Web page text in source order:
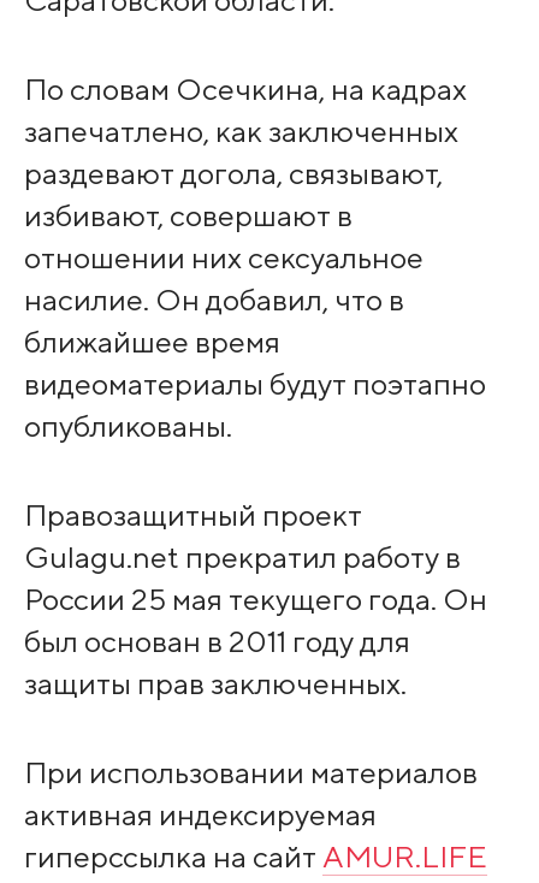
По словам Осечкина, на кадрах
запечатлено, как заключенных
раздевают догола, связывают,
избивают, совершают в
отношении них сексуальное
насилие. Он добавил, что в
ближайшее время
видеоматериалы будут поэтапно
опубликованы.
Правозащитный проект
Gulagu.net прекратил работу в
России 25 мая текущего года. Он
был основан в 2011 году для
защиты прав заключенных.
При использовании материалов
активная индексируемая
гиперссылка на сайт AMUR.LIFE